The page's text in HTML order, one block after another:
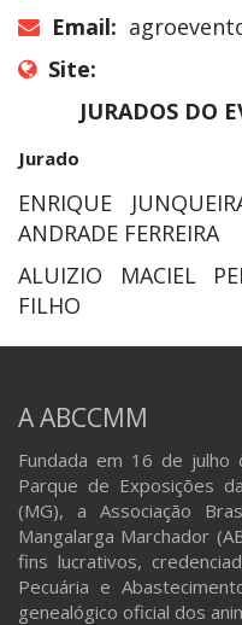
Email:
Site:
JURADOS DO
Jurado
ENRIQUE
ANDRADE FERREIRA
ALUIZIO MACIEL
FILHO
A ABCCMM
Fundada em 16 de julho
Parque de Exposições
(MG), a Associação
Mangalarga Marchador
fins lucrativos,
Pecuária e
genealógico oficial dos